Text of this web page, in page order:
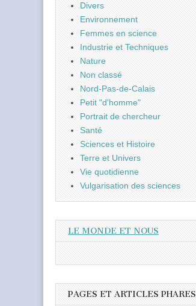
Divers
Environnement
Femmes en science
Industrie et Techniques
Nature
Non classé
Nord-Pas-de-Calais
Petit "d'homme"
Portrait de chercheur
Santé
Sciences et Histoire
Terre et Univers
Vie quotidienne
Vulgarisation des sciences
LE MONDE ET NOUS
PAGES ET ARTICLES PHARES